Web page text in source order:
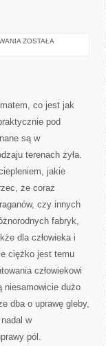
CZY
ZOSTAŁA
co jest jak
pod
są w
terenach żyła.
jakie
że coraz
czy innych
fabryk,
dla człowieka i
ciężko jest temu
człowiekowi
niesamowicie dużo
dba o uprawę gleby,
w
pól.